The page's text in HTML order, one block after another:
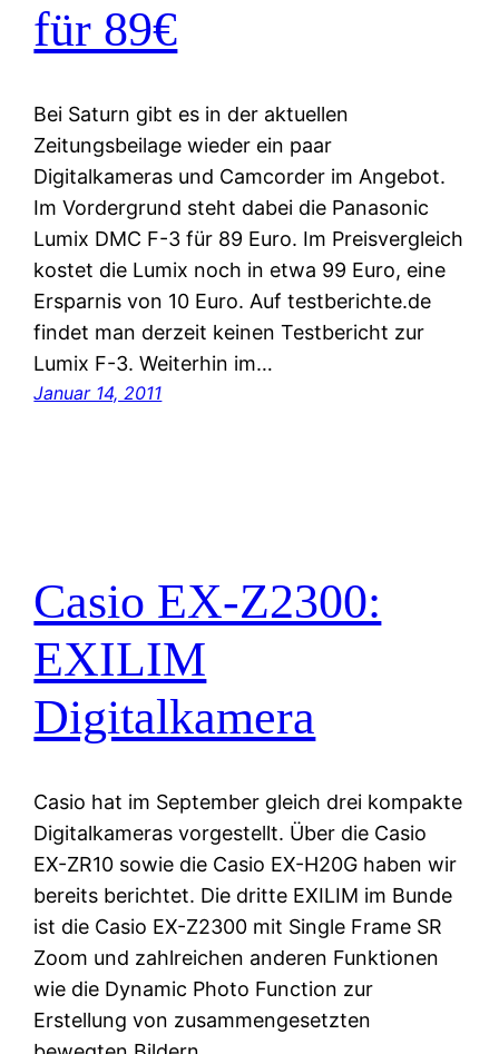
für 89€
Bei Saturn gibt es in der aktuellen
Zeitungsbeilage wieder ein paar
Digitalkameras und Camcorder im Angebot.
Im Vordergrund steht dabei die Panasonic
Lumix DMC F-3 für 89 Euro. Im Preisvergleich
kostet die Lumix noch in etwa 99 Euro, eine
Ersparnis von 10 Euro. Auf testberichte.de
findet man derzeit keinen Testbericht zur
Lumix F-3. Weiterhin im…
Januar 14, 2011
Casio EX-Z2300:
EXILIM
Digitalkamera
Casio hat im September gleich drei kompakte
Digitalkameras vorgestellt. Über die Casio
EX-ZR10 sowie die Casio EX-H20G haben wir
bereits berichtet. Die dritte EXILIM im Bunde
ist die Casio EX-Z2300 mit Single Frame SR
Zoom und zahlreichen anderen Funktionen
wie die Dynamic Photo Function zur
Erstellung von zusammengesetzten